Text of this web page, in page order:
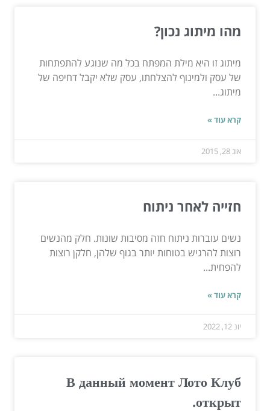
מהו מיתוג נכון?
מיתוג זו היא מילת המפתח בכל מה שנוגע להתפתחות
של עסק ולמינוף להצלחתו, עסק שלא יקבל דחיפה של
מיתוג...
קרא עוד »
אוג 28, 2015
חזייה לאחר ניתוח
נשים עוברות ניתוח חזה מסיבות שונות. חלק מהנשים
רוצות להרגיש בטוחות יותר בגוף שלהן, חלקן רוצות
להפחית...
קרא עוד »
יונ 12, 2022
В данный момент Лото Клуб
открыт.